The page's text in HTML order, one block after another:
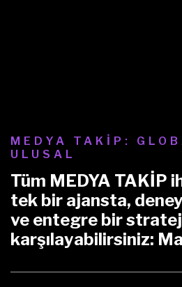
MEDYA TAKİP:
ULUSAL
Tüm MEDYA TAKİP
tek bir ajansta,
ve entegre bir
karşılayabilirsiniz: